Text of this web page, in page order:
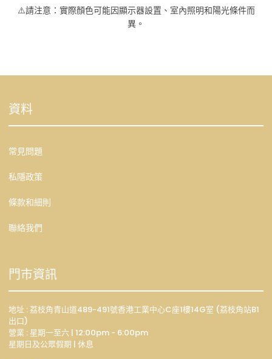
⚠️請注意：實際顏色可能因顯示器設置、室內照明和陽光條件而
異。
資料
常見問題
私隱政策
條款和細則
聯絡我們
門市資訊
地址 : 荔枝角青山道489-491號香港工業中心C座1樓14G室 (荔枝角站B1
出口)
營業 : 星期一至六 | 12:00pm - 6:00pm
星期日及公眾假期 | 休息